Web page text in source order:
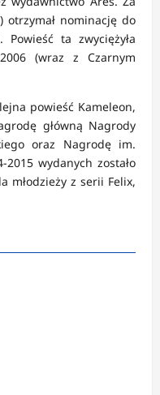
otrzymał nominację do
ta zwyciężyła
(wraz z Czarnym
powieść Kameleon,
główną Nagrody
oraz Nagrodę im.
2015 wydanych zostało
młodzieży z serii Felix,